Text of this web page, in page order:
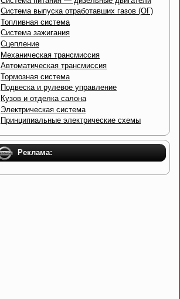
Система выпуска отработавших газов (ОГ)
Топливная система
Система зажигания
Сцепление
Механическая трансмиссия
Автоматическая трансмиссия
Тормозная система
Подвеска и рулевое управление
Кузов и отделка салона
Электрическая система
Принципиальные электрические схемы
Реклама: